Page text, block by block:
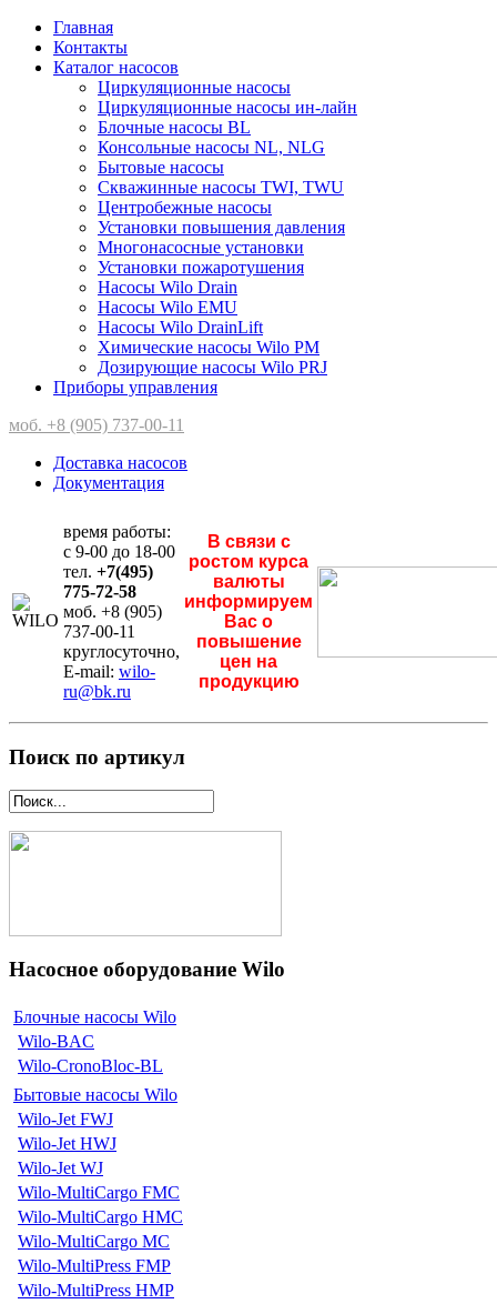
Главная
Контакты
Каталог насосов
Циркуляционные насосы
Циркуляционные насосы ин-лайн
Блочные насосы BL
Консольные насосы NL, NLG
Бытовые насосы
Скважинные насосы TWI, TWU
Центробежные насосы
Установки повышения давления
Многонасосные установки
Установки пожаротушения
Насосы Wilo Drain
Насосы Wilo EMU
Насосы Wilo DrainLift
Химические насосы Wilo PM
Дозирующие насосы Wilo PRJ
Приборы управления
моб. +8 (905) 737-00-11
Доставка насосов
Документация
время работы:
с 9-00 до 18-00
тел. +7(495)
775-72-58
моб. +8 (905)
737-00-11
круглосуточно,
E-mail: wilo-
ru@bk.ru
В связи с
ростом курса
валюты
информируем
Вас о
повышение
цен на
продукцию
Поиск по артикул
Насосное оборудование Wilo
Блочные насосы Wilo
Wilo-BAC
Wilo-CronoBloc-BL
Бытовые насосы Wilo
Wilo-Jet FWJ
Wilo-Jet HWJ
Wilo-Jet WJ
Wilo-MultiCargo FMC
Wilo-MultiCargo HMC
Wilo-MultiCargo MC
Wilo-MultiPress FMP
Wilo-MultiPress HMP